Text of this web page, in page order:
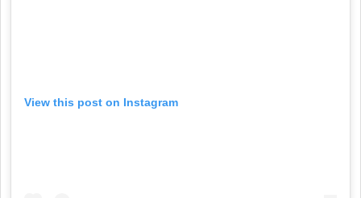
View this post on Instagram